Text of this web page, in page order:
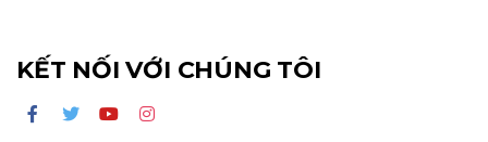
KẾT NỐI VỚI CHÚNG TÔI